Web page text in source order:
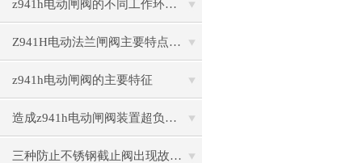
z941h电动闸阀的不同工作环境分析
Z941H电动法兰闸阀主要特点及用途解析
z941h电动闸阀的主要特征
造成z941h电动闸阀装置超负荷的原因
三种防止不锈钢截止阀出现故障的方法